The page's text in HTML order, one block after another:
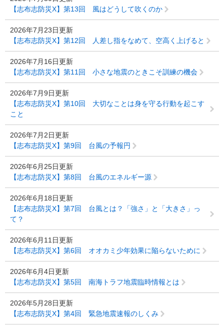
【志布志防災X】第13回 風はどうして吹くのか
2026年7月23日更新
【志布志防災X】第12回 人差し指をなめて、空高く上げると
2026年7月16日更新
【志布志防災X】第11回 小さな地震のときこそ訓練の機会
2026年7月9日更新
【志布志防災X】第10回 大切なことは身を守る行動を起こす
こと
2026年7月2日更新
【志布志防災X】第9回 台風の予報円
2026年6月25日更新
【志布志防災X】第8回 台風のエネルギー源
2026年6月18日更新
【志布志防災X】第7回 台風とは？「強さ」と「大きさ」っ
て？
2026年6月11日更新
【志布志防災X】第6回 オオカミ少年効果に陥らないために
2026年6月4日更新
【志布志防災X】第5回 南海トラフ地震臨時情報とは
2026年5月28日更新
【志布志防災X】第4回 緊急地震速報のしくみ